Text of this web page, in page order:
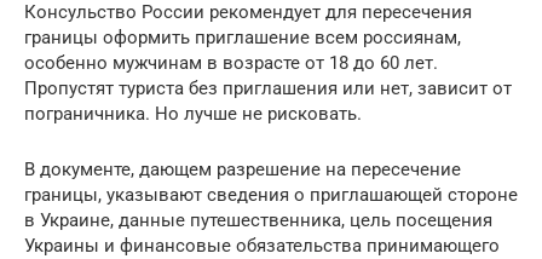
Консульство России рекомендует для пересечения
границы оформить приглашение всем россиянам,
особенно мужчинам в возрасте от 18 до 60 лет.
Пропустят туриста без приглашения или нет, зависит от
пограничника. Но лучше не рисковать.
В документе, дающем разрешение на пересечение
границы, указывают сведения о приглашающей стороне
в Украине, данные путешественника, цель посещения
Украины и финансовые обязательства принимающего